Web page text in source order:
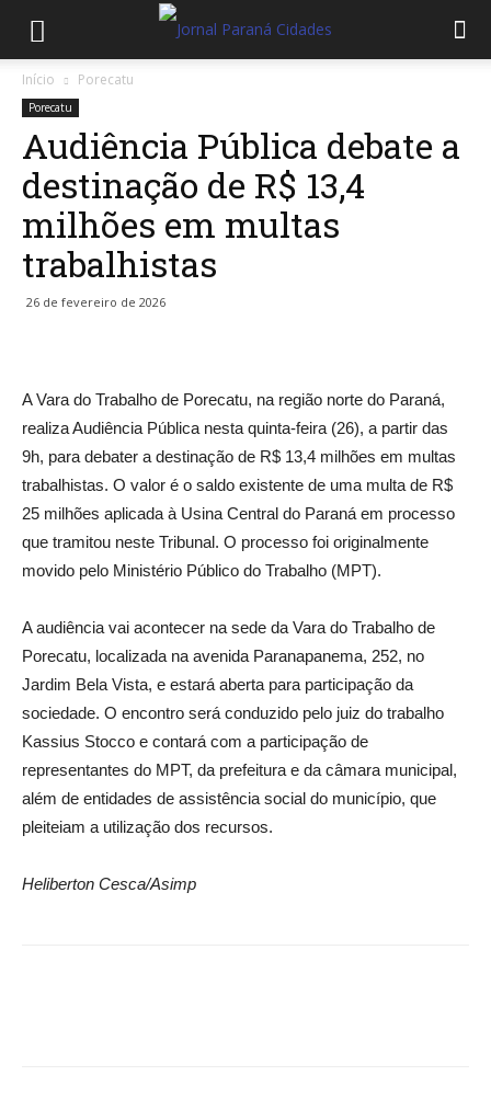
Início Porecatu
Porecatu
Audiência Pública debate a
destinação de R$ 13,4
milhões em multas
trabalhistas
26 de fevereiro de 2026
A Vara do Trabalho de Porecatu, na região norte do Paraná,
realiza Audiência Pública nesta quinta-feira (26), a partir das
9h, para debater a destinação de R$ 13,4 milhões em multas
trabalhistas. O valor é o saldo existente de uma multa de R$
25 milhões aplicada à Usina Central do Paraná em processo
que tramitou neste Tribunal. O processo foi originalmente
movido pelo Ministério Público do Trabalho (MPT).
A audiência vai acontecer na sede da Vara do Trabalho de
Porecatu, localizada na avenida Paranapanema, 252, no
Jardim Bela Vista, e estará aberta para participação da
sociedade. O encontro será conduzido pelo juiz do trabalho
Kassius Stocco e contará com a participação de
representantes do MPT, da prefeitura e da câmara municipal,
além de entidades de assistência social do município, que
pleiteiam a utilização dos recursos.
Heliberton Cesca/Asimp